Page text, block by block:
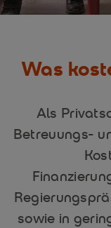
Was
Als
Betreuungs-
sowie in